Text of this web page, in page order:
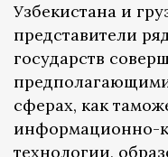
Узбекистана и
представители
государств
сферах, как
информационно-
технологии,